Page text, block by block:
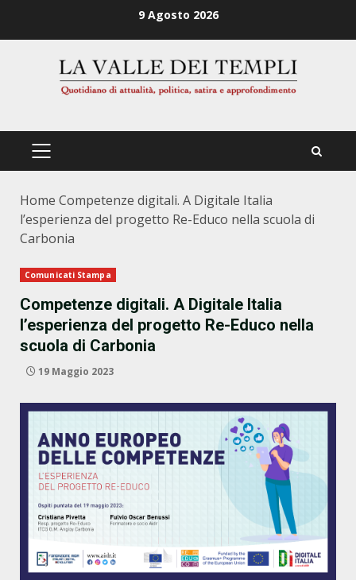
9 Agosto 2026
PRIMÄRES
Home Competenze digitali. A Digitale Italia
l’esperienza del progetto Re-Educo nella scuola di
Carbonia
Comunicati Stampa
Competenze digitali. A Digitale Italia
l’esperienza del progetto Re-Educo nella
scuola di Carbonia
19 Maggio 2023